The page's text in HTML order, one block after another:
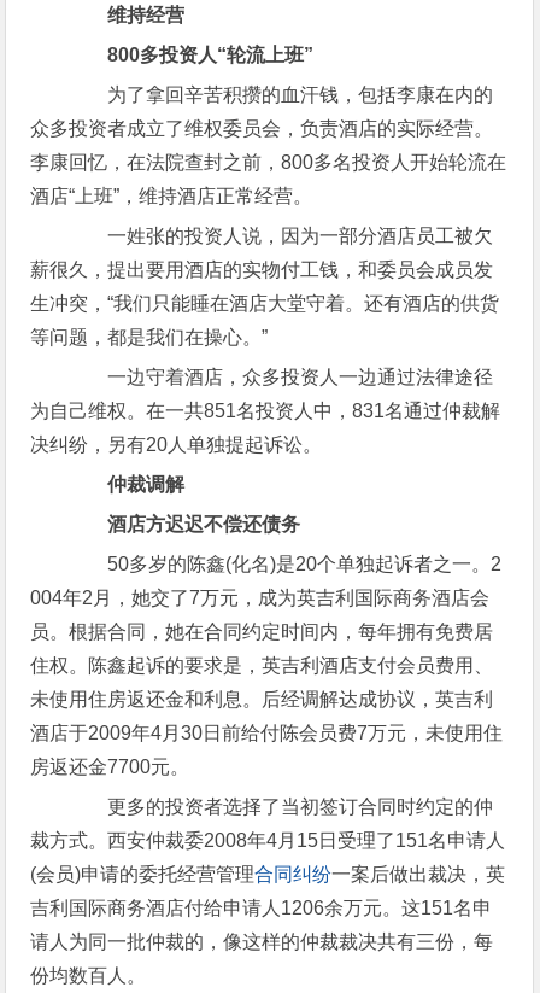
维持经营
800多投资人“轮流上班”
为了拿回辛苦积攒的血汗钱，包括李康在内的
众多投资者成立了维权委员会，负责酒店的实际经营。
李康回忆，在法院查封之前，800多名投资人开始轮流在
酒店“上班”，维持酒店正常经营。
一姓张的投资人说，因为一部分酒店员工被欠
薪很久，提出要用酒店的实物付工钱，和委员会成员发
生冲突，“我们只能睡在酒店大堂守着。还有酒店的供货
等问题，都是我们在操心。”
一边守着酒店，众多投资人一边通过法律途径
为自己维权。在一共851名投资人中，831名通过仲裁解
决纠纷，另有20人单独提起诉讼。
仲裁调解
酒店方迟迟不偿还债务
50多岁的陈鑫(化名)是20个单独起诉者之一。2
004年2月，她交了7万元，成为英吉利国际商务酒店会
员。根据合同，她在合同约定时间内，每年拥有免费居
住权。陈鑫起诉的要求是，英吉利酒店支付会员费用、
未使用住房返还金和利息。后经调解达成协议，英吉利
酒店于2009年4月30日前给付陈会员费7万元，未使用住
房返还金7700元。
更多的投资者选择了当初签订合同时约定的仲
裁方式。西安仲裁委2008年4月15日受理了151名申请人
(会员)申请的委托经营管理合同纠纷一案后做出裁决，英
吉利国际商务酒店付给申请人1206余万元。这151名申
请人为同一批仲裁的，像这样的仲裁裁决共有三份，每
份均数百人。